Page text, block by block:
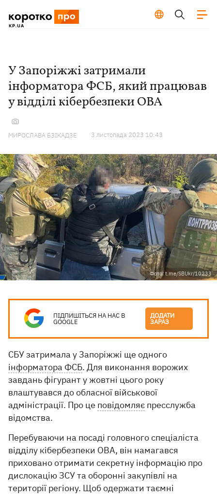
У Запоріжжі затримали
інформатора ФСБ, який працював
у відділі кібербезпеки ОВА
МИРОСЛАВА БЗІКАДЗЕ 3 листопада 2023 10:43
Фото: t.me/SBUkr/10233
ПІДПИШІТЬСЯ НА НАС В
GOOGLE
ДОДАТИ
ЗАРАЗ
СБУ затримала у Запоріжжі ще одного
інформатора ФСБ. Для виконання ворожих
завдань фігурант у жовтні цього року
влаштувався до обласної військової
адміністрації. Про це повідомляє пресслужба
відомства.
Перебуваючи на посаді головного спеціаліста
відділу кібербезпеки ОВА, він намагався
приховано отримати секретну інформацію про
дислокацію ЗСУ та оборонні закупівлі на
території регіону. Щоб одержати таємні